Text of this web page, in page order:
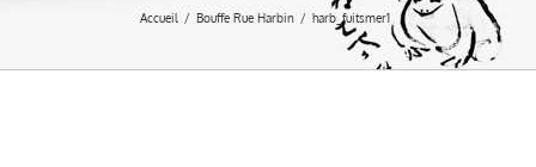
Accueil / Bouffe Rue Harbin / harb_fuitsmer1